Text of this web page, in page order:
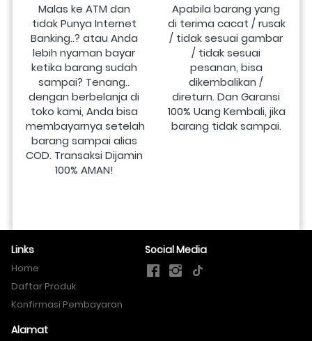
Malas ke ATM dan
tidak Punya Internet
Banking..? atau Anda
lebih nyaman bayar
ketika barang sudah
sampai? Tenang..
dengan berbelanja di
toko kami, Anda bisa
membayarnya setelah
barang sampai alias
COD. Transaksi Dijamin
100% AMAN!
Apabila barang yang
di terima cacat / rusak
/ tidak sesuai gambar
/ tidak sesuai
pesanan, bisa
dikembalikan /
direturn. Dan Garansi
100% Uang Kembali, jika
barang tidak sampai.
Links
Home
Daftar Produk
Konfirmasi Pembayaran
Social Media
Alamat